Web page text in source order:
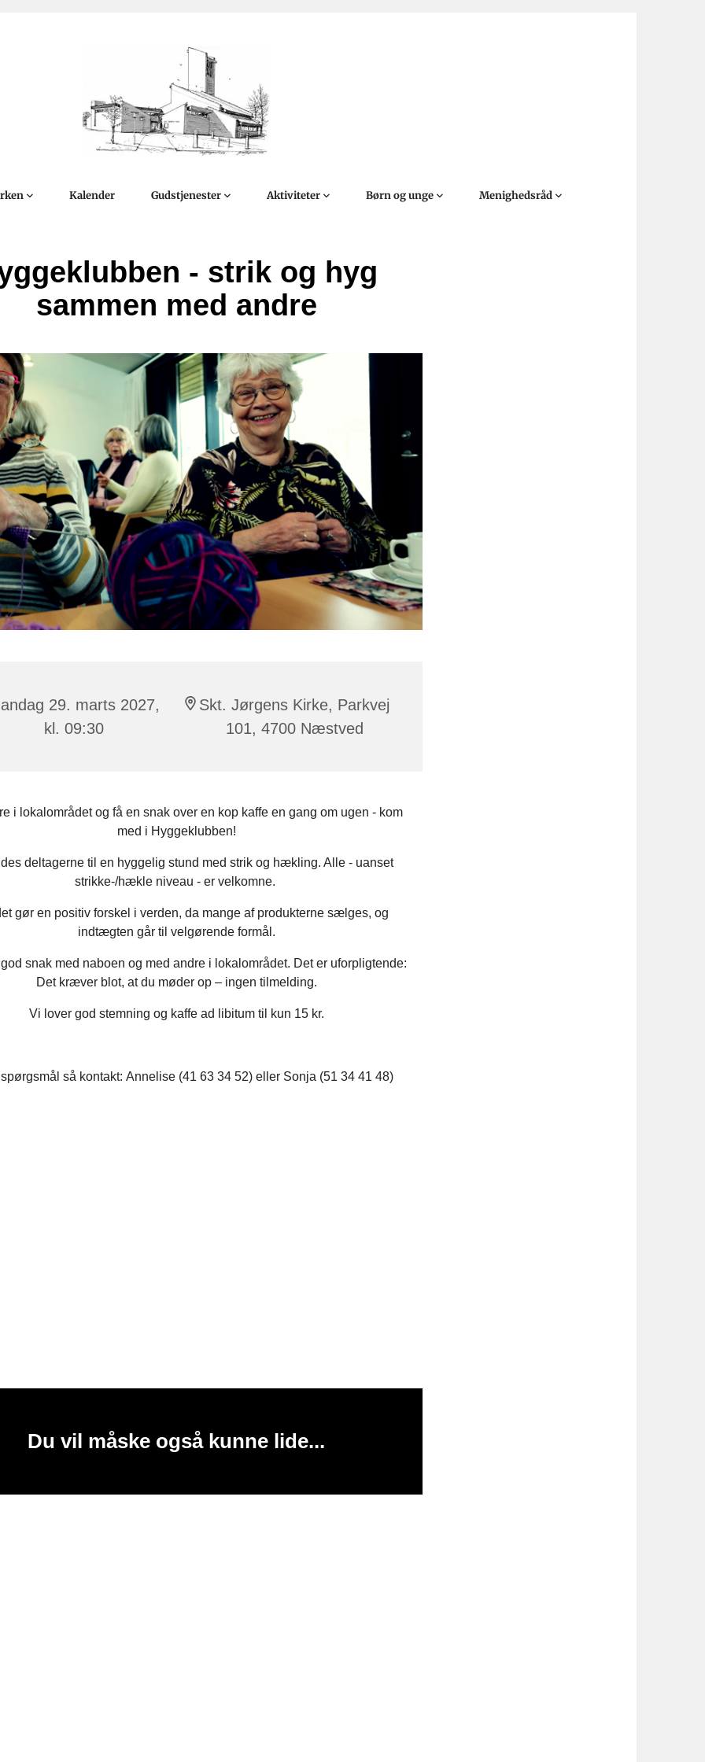
Kalender Gudstjenester Aktiviteter Børn og unge Menighedsråd
- strik og hyg
sammen med andre
29. marts 2027,
kl. 09:30
Skt. Jørgens Kirke, Parkvej
101, 4700 Næstved
i lokalområdet og få en snak over en kop kaffe en gang om ugen - kom
med i Hyggeklubben!
deltagerne til en hyggelig stund med strik og hækling. Alle - uanset
strikke-/hækle niveau - er velkomne.
gør en positiv forskel i verden, da mange af produkterne sælges, og
indtægten går til velgørende formål.
snak med naboen og med andre i lokalområdet. Det er uforpligtende:
Det kræver blot, at du møder op – ingen tilmelding.
Vi lover god stemning og kaffe ad libitum til kun 15 kr.
så kontakt: Annelise (41 63 34 52) eller Sonja (51 34 41 48)
Du vil måske også kunne lide...